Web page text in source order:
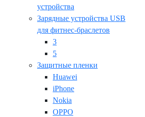
устройства
Зарядные устройства USB
для фитнес-браслетов
3
5
Защитные пленки
Huawei
iPhone
Nokia
OPPO